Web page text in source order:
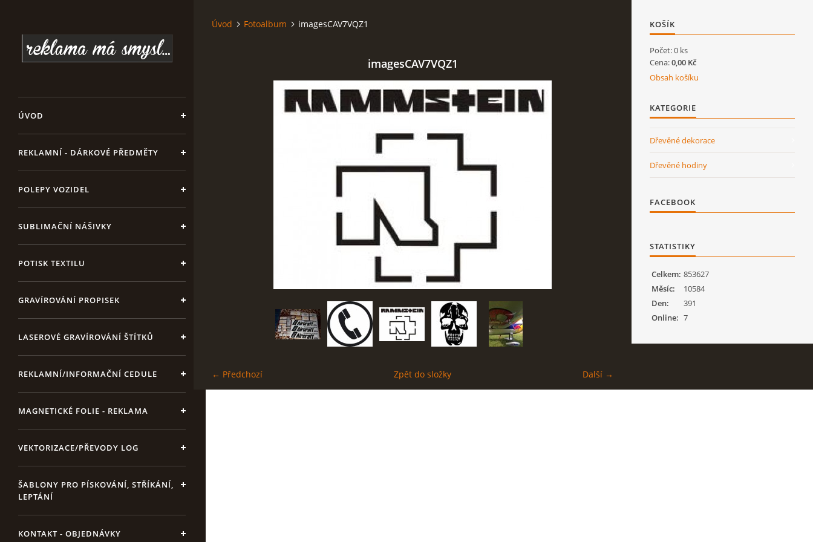
ÚVOD
REKLAMNÍ - DÁRKOVÉ PŘEDMĚTY
POLEPY VOZIDEL
SUBLIMAČNÍ NÁŠIVKY
POTISK TEXTILU
GRAVÍROVÁNÍ PROPISEK
LASEROVÉ GRAVÍROVÁNÍ ŠTÍTKŮ
REKLAMNÍ/INFORMAČNÍ CEDULE
MAGNETICKÉ FOLIE - REKLAMA
VEKTORIZACE/PŘEVODY LOG
ŠABLONY PRO PÍSKOVÁNÍ, STŘÍKÁNÍ,
LEPTÁNÍ
KONTAKT - OBJEDNÁVKY
Úvod Fotoalbum imagesCAV7VQZ1
imagesCAV7VQZ1
← Předchozí Další →
Zpět do složky
KOŠÍK
Počet: 0 ks
Cena:0,00 Kč
Obsah košíku
KATEGORIE
Dřevěné dekorace
Dřevěné hodiny
FACEBOOK
STATISTIKY
Online: 7
Celkem: 853627
Měsíc:
10584
Den:
391